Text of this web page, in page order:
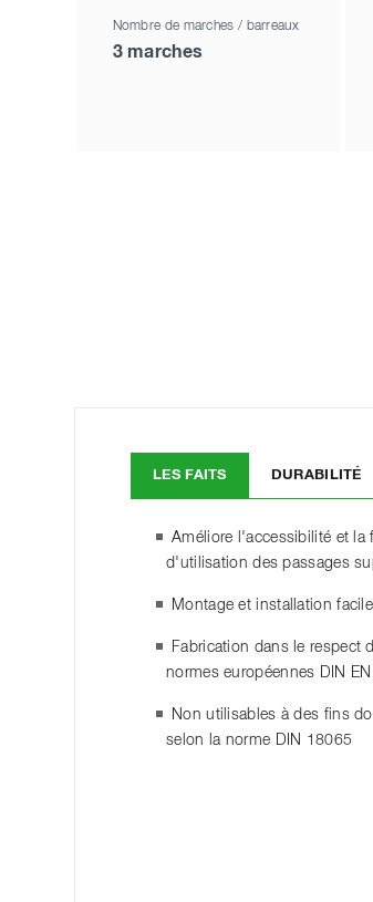
Nombre de marches / barreaux
3 marches
LES FAITS DURABILITÉ
Améliore l'accessibilité et la
d'utilisation des passages
Montage et installation
Fabrication dans le respect
normes européennes DIN
Non utilisables à des fins
selon la norme DIN 18065